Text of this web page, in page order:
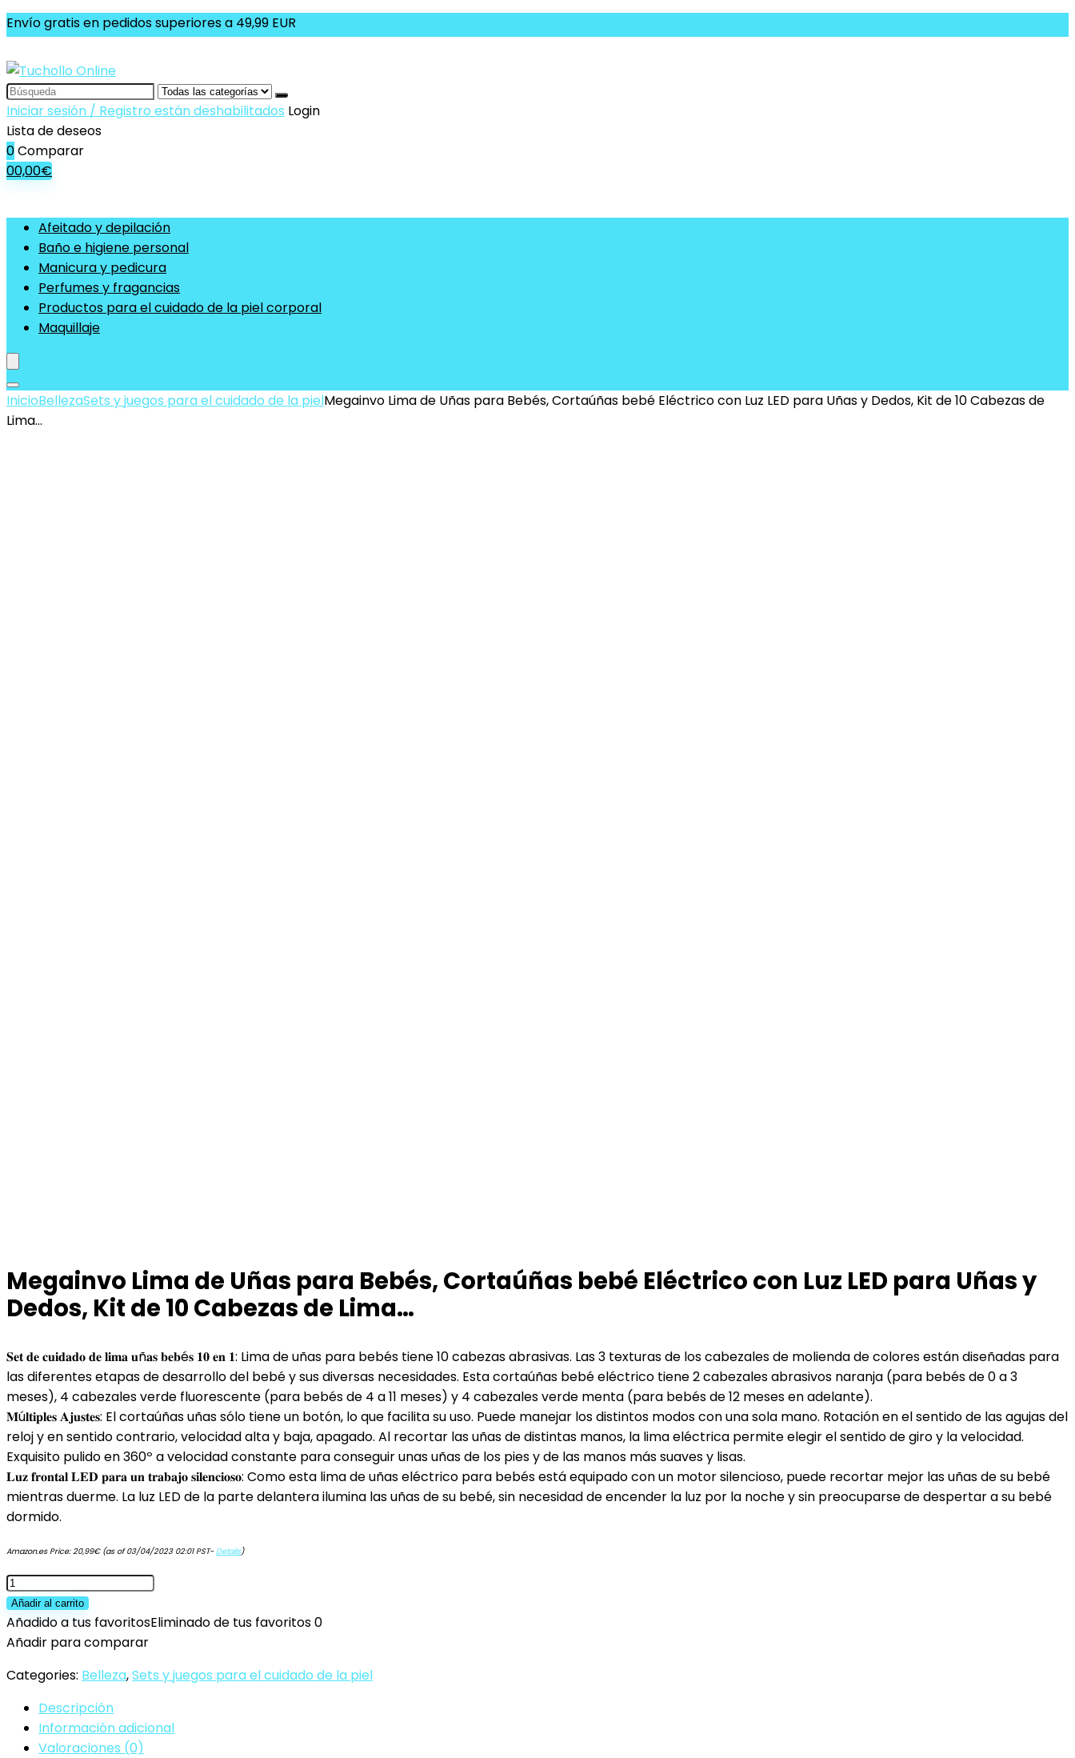
Envío gratis en pedidos superiores a 49,99 EUR
Search
for:
Iniciar sesión / Registro están deshabilitados Login
Lista de deseos
0Comparar
00,00€
Afeitado y depilación
Baño e higiene personal
Manicura y pedicura
Perfumes y fragancias
Productos para el cuidado de la piel corporal
Maquillaje
InicioBellezaSets y juegos para el cuidado de la pielMegainvo Lima de Uñas para Bebés, Cortaúñas bebé Eléctrico con Luz LED para Uñas y Dedos, Kit de 10 Cabezas de
Lima…
Megainvo Lima de Uñas para Bebés, Cortaúñas bebé Eléctrico con Luz LED para Uñas y
Dedos, Kit de 10 Cabezas de Lima…
𝐒𝐞𝐭 𝐝𝐞 𝐜𝐮𝐢𝐝𝐚𝐝𝐨 𝐝𝐞 𝐥𝐢𝐦𝐚 𝐮ñ𝐚𝐬 𝐛𝐞𝐛é𝐬 𝟏𝟎 𝐞𝐧 𝟏: Lima de uñas para bebés tiene 10 cabezas abrasivas. Las 3 texturas de los cabezales de molienda de colores están diseñadas para
las diferentes etapas de desarrollo del bebé y sus diversas necesidades. Esta cortaúñas bebé eléctrico tiene 2 cabezales abrasivos naranja (para bebés de 0 a 3
meses), 4 cabezales verde fluorescente (para bebés de 4 a 11 meses) y 4 cabezales verde menta (para bebés de 12 meses en adelante).
𝐌ú𝐥𝐭𝐢𝐩𝐥𝐞𝐬 𝐀𝐣𝐮𝐬𝐭𝐞𝐬: El cortaúñas uñas sólo tiene un botón, lo que facilita su uso. Puede manejar los distintos modos con una sola mano. Rotación en el sentido de las agujas del
reloj y en sentido contrario, velocidad alta y baja, apagado. Al recortar las uñas de distintas manos, la lima eléctrica permite elegir el sentido de giro y la velocidad.
Exquisito pulido en 360º a velocidad constante para conseguir unas uñas de los pies y de las manos más suaves y lisas.
𝐋𝐮𝐳 𝐟𝐫𝐨𝐧𝐭𝐚𝐥 𝐋𝐄𝐃 𝐩𝐚𝐫𝐚 𝐮𝐧 𝐭𝐫𝐚𝐛𝐚𝐣𝐨 𝐬𝐢𝐥𝐞𝐧𝐜𝐢𝐨𝐬𝐨: Como esta lima de uñas eléctrico para bebés está equipado con un motor silencioso, puede recortar mejor las uñas de su bebé
mientras duerme. La luz LED de la parte delantera ilumina las uñas de su bebé, sin necesidad de encender la luz por la noche y sin preocuparse de despertar a su bebé
dormido.
Amazon.es Price:20,99€(as of 03/04/2023 02:01 PST-Details)
Megainvo
Lima
de
Uñas
Bebés,
Cortaúñas
bebé
Eléctrico
Añadir al carrito
Añadido a tus favoritosEliminado de tus favoritos0
Añadir para comparar
Categories: Belleza,Sets y juegos para el cuidado de la piel
Descripción
Información adicional
Valoraciones (0)